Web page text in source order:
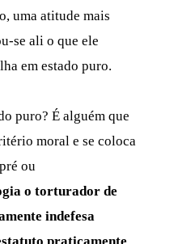
uma atitude mais
se ali o que ele
em estado puro.
puro? É alguém que
moral e se coloca
ou
o torturador de
indefesa